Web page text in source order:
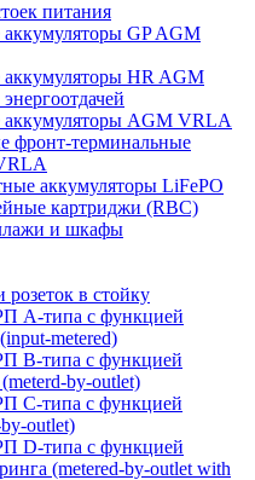
питания
GP AGM
HR AGM
AGM VRLA
фронт-терминальные
аккумуляторы LiFePO
картриджи (RBC)
и шкафы
в стойку
А-типа с функцией
metered)
B-типа с функцией
by-outlet)
C-типа с функцией
outlet)
D-типа с функцией
(metered-by-outlet with